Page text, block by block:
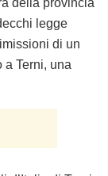
legge
di un
a Terni, una